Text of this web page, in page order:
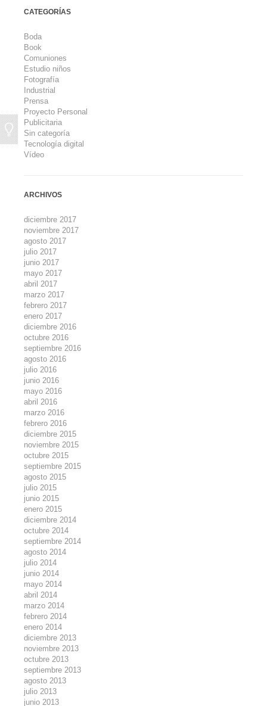
CATEGORÍAS
Boda
Book
Comuniones
Estudio niños
Fotografía
Industrial
Prensa
Proyecto Personal
Publicitaria
Sin categoría
Tecnología digital
Vídeo
ARCHIVOS
diciembre 2017
noviembre 2017
agosto 2017
julio 2017
junio 2017
mayo 2017
abril 2017
marzo 2017
febrero 2017
enero 2017
diciembre 2016
octubre 2016
septiembre 2016
agosto 2016
julio 2016
junio 2016
mayo 2016
abril 2016
marzo 2016
febrero 2016
diciembre 2015
noviembre 2015
octubre 2015
septiembre 2015
agosto 2015
julio 2015
junio 2015
enero 2015
diciembre 2014
octubre 2014
septiembre 2014
agosto 2014
julio 2014
junio 2014
mayo 2014
abril 2014
marzo 2014
febrero 2014
enero 2014
diciembre 2013
noviembre 2013
octubre 2013
septiembre 2013
agosto 2013
julio 2013
junio 2013